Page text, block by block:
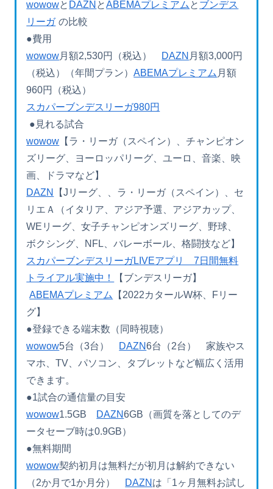
wowowと DAZN とABEMAプレミアム と ブンデス
リーガ の比較
●費用
wowow月額2,530円（税込） DAZN 月額3,000円
（税込）（年間プラン）ABEMAプレミアム 月額
960円（税込）
スカパーブンデスリーガ980円
●見れる試合
wowow 【ラ・リーガ（スペイン）、チャンピオン
ズリーグ、ヨーロッパリーグ、ユーロ、音楽、映
画、ドラマなど】
DAZN
【Jリーグ、、ラ・リーガ（スペイン）、セ
リエＡ（イタリア、アジア予選、アジアカップ、
WEリーグ、女子チャンピオンズリーグ、野球、
ボクシング、NFL、バレーボール、格闘技など】
スカパーブンデスリーガLIVEアプリ 7日間無料
トライアル実施中！
【ブンデスリーガ】
ABEMAプレミアム
【2022カタールW杯、Fリー
グ】
●登録できる端末数（同時視聴）
wowow5台（3台） DAZN6台（2台） 家族やス
マホ、TV、パソコン、タブレットなど幅広く活用
できます。
●1試合の通信量の目安
wowow1.5GB DAZN6GB（画質を落としてのデ
ータセーブ時は0.9GB）
●無料期間
wowow契約初月は無料だが初月は解約できない
（2か月で1か月分） DAZN は「1ヶ月無料お試し